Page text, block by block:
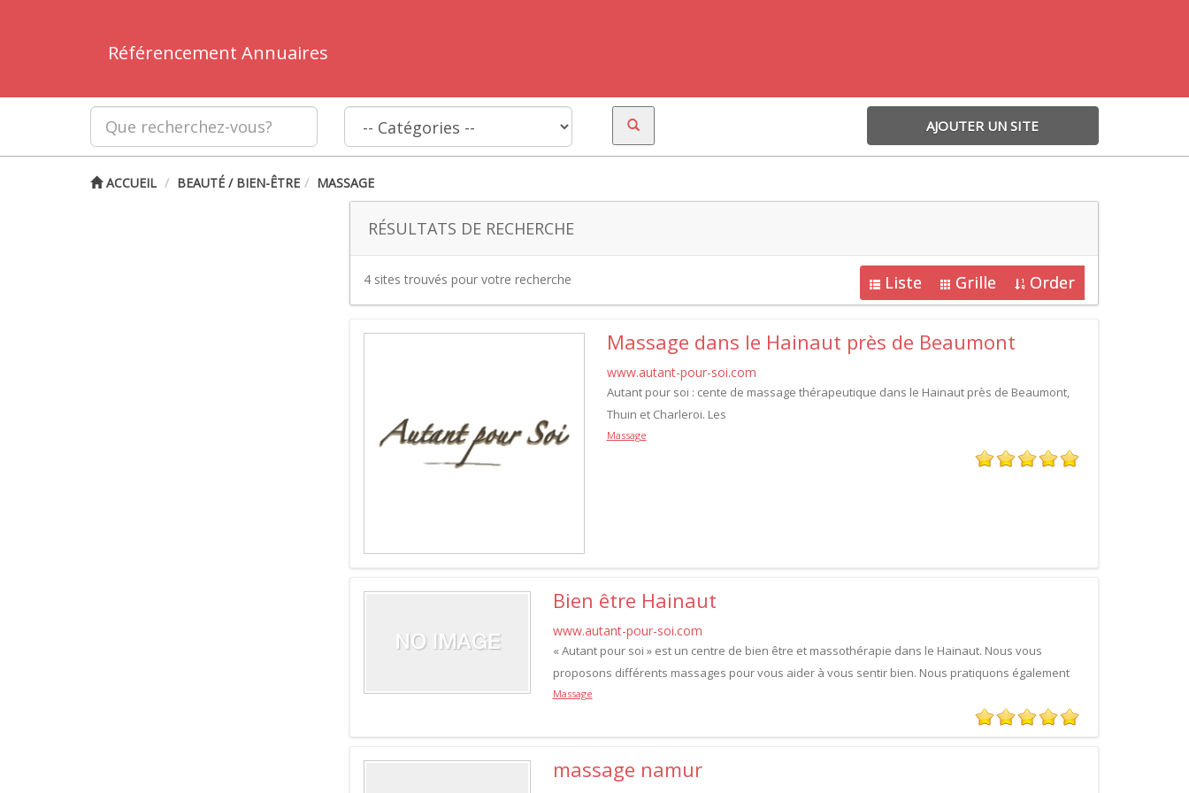
Référencement Annuaires
AJOUTER UN SITE
ACCUEIL BEAUTÉ / BIEN-ÊTRE MASSAGE
RÉSULTATS DE RECHERCHE
4 sites trouvés pour votre recherche Liste Grille Order
Massage dans le Hainaut près de Beaumont
www.autant-pour-soi.com
Autant pour soi : cente de massage thérapeutique dans le Hainaut près de Beaumont,
Thuin et Charleroi. Les
Massage
Bien être Hainaut
www.autant-pour-soi.com
« Autant pour soi » est un centre de bien être et massothérapie dans le Hainaut. Nous vous
proposons différents massages pour vous aider à vous sentir bien. Nous pratiquons également
Massage
massage namur